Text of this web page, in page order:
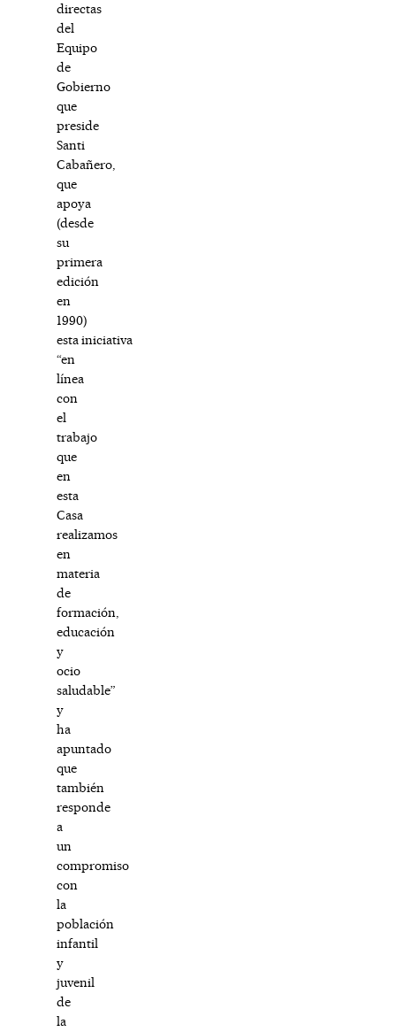
directas
del
Equipo
de
Gobierno
que
preside
Santi
Cabañero,
que
apoya
(desde
su
primera
edición
en
1990)
esta iniciativa
“en
línea
con
el
trabajo
que
en
esta
Casa
realizamos
en
materia
de
formación,
educación
y
ocio
saludable”
y
ha
apuntado
que
también
responde
a
un
compromiso
con
la
población
infantil
y
juvenil
de
la